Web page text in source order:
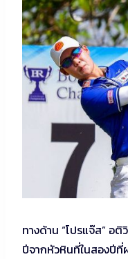
ทางด้าน “โปรแจ๊ส”
ปีจากหัวหินที่ในสองปีที่